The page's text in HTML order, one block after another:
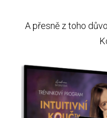
A přesně z toho